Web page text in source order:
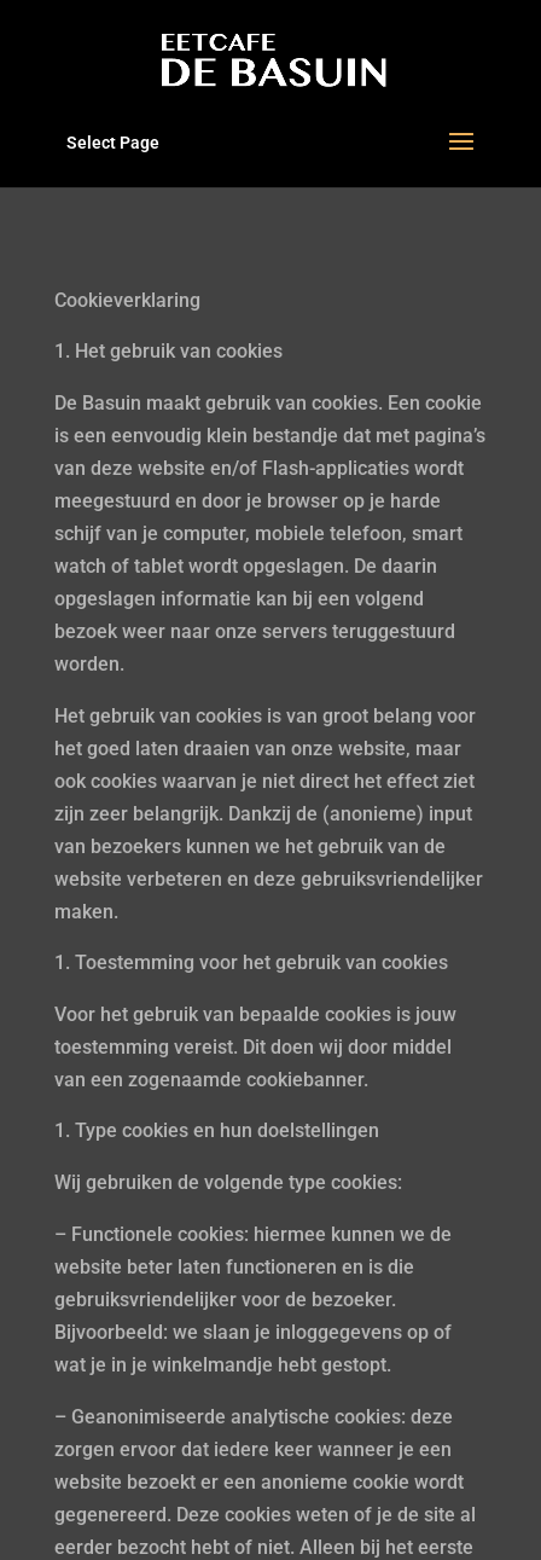
Select Page
Cookieverklaring
Het gebruik van cookies
De Basuin maakt gebruik van cookies. Een cookie
is een eenvoudig klein bestandje dat met pagina’s
van deze website en/of Flash-applicaties wordt
meegestuurd en door je browser op je harde
schijf van je computer, mobiele telefoon, smart
watch of tablet wordt opgeslagen. De daarin
opgeslagen informatie kan bij een volgend
bezoek weer naar onze servers teruggestuurd
worden.
Het gebruik van cookies is van groot belang voor
het goed laten draaien van onze website, maar
ook cookies waarvan je niet direct het effect ziet
zijn zeer belangrijk. Dankzij de (anonieme) input
van bezoekers kunnen we het gebruik van de
website verbeteren en deze gebruiksvriendelijker
maken.
Toestemming voor het gebruik van cookies
Voor het gebruik van bepaalde cookies is jouw
toestemming vereist. Dit doen wij door middel
van een zogenaamde cookiebanner.
Type cookies en hun doelstellingen
Wij gebruiken de volgende type cookies:
– Functionele cookies: hiermee kunnen we de
website beter laten functioneren en is die
gebruiksvriendelijker voor de bezoeker.
Bijvoorbeeld: we slaan je inloggegevens op of
wat je in je winkelmandje hebt gestopt.
– Geanonimiseerde analytische cookies: deze
zorgen ervoor dat iedere keer wanneer je een
website bezoekt er een anonieme cookie wordt
gegenereerd. Deze cookies weten of je de site al
eerder bezocht hebt of niet. Alleen bij het eerste